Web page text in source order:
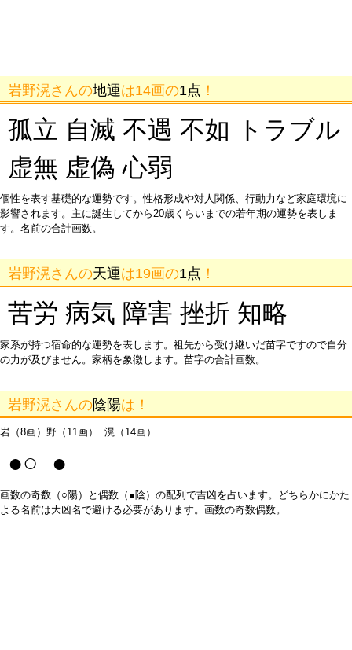
岩野滉さんの地運は14画の1点 ！
孤立 自滅 不遇 不如 トラブル
虚無 虚偽 心弱
個性を表す基礎的な運勢です。性格形成や対人関係、行動力など家庭環境に
影響されます。主に誕生してから20歳くらいまでの若年期の運勢を表しま
す。名前の合計画数。
岩野滉さんの天運は19画の1点 ！
苦労 病気 障害 挫折 知略
家系が持つ宿命的な運勢を表します。祖先から受け継いだ苗字ですので自分
の力が及びません。家柄を象徴します。苗字の合計画数。
岩野滉さんの陰陽は！
岩（8画）野（11画） 滉（14画）
●○ ●
画数の奇数（○陽）と偶数（●陰）の配列で吉凶を占います。どちらかにかた
よる名前は大凶名で避ける必要があります。画数の奇数偶数。